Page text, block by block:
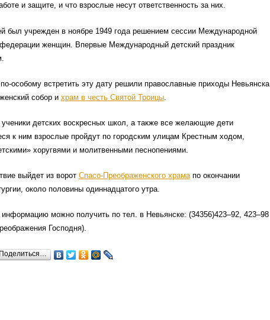
и защите, и что взрослые несут ответственность за них.
был учрежден в ноябре 1949 года решением сессии Международной
федерации женщин. Впервые Международный детский праздник
особому встретить эту дату решили православные приходы Невьянска
собор и храм в честь Святой Троицы.
детских воскресных школ, а также все желающие дети
к ним взрослые пройдут по городским улицам Крестным ходом,
хоругвями и молитвенными песнопениями.
выйдет из ворот Спасо-Преображенского храмапо окончании
около половины одиннадцатого утра.
можно получить по тел. в Невьянске: (34356)423–92, 423–98
Господня).
Поделиться…